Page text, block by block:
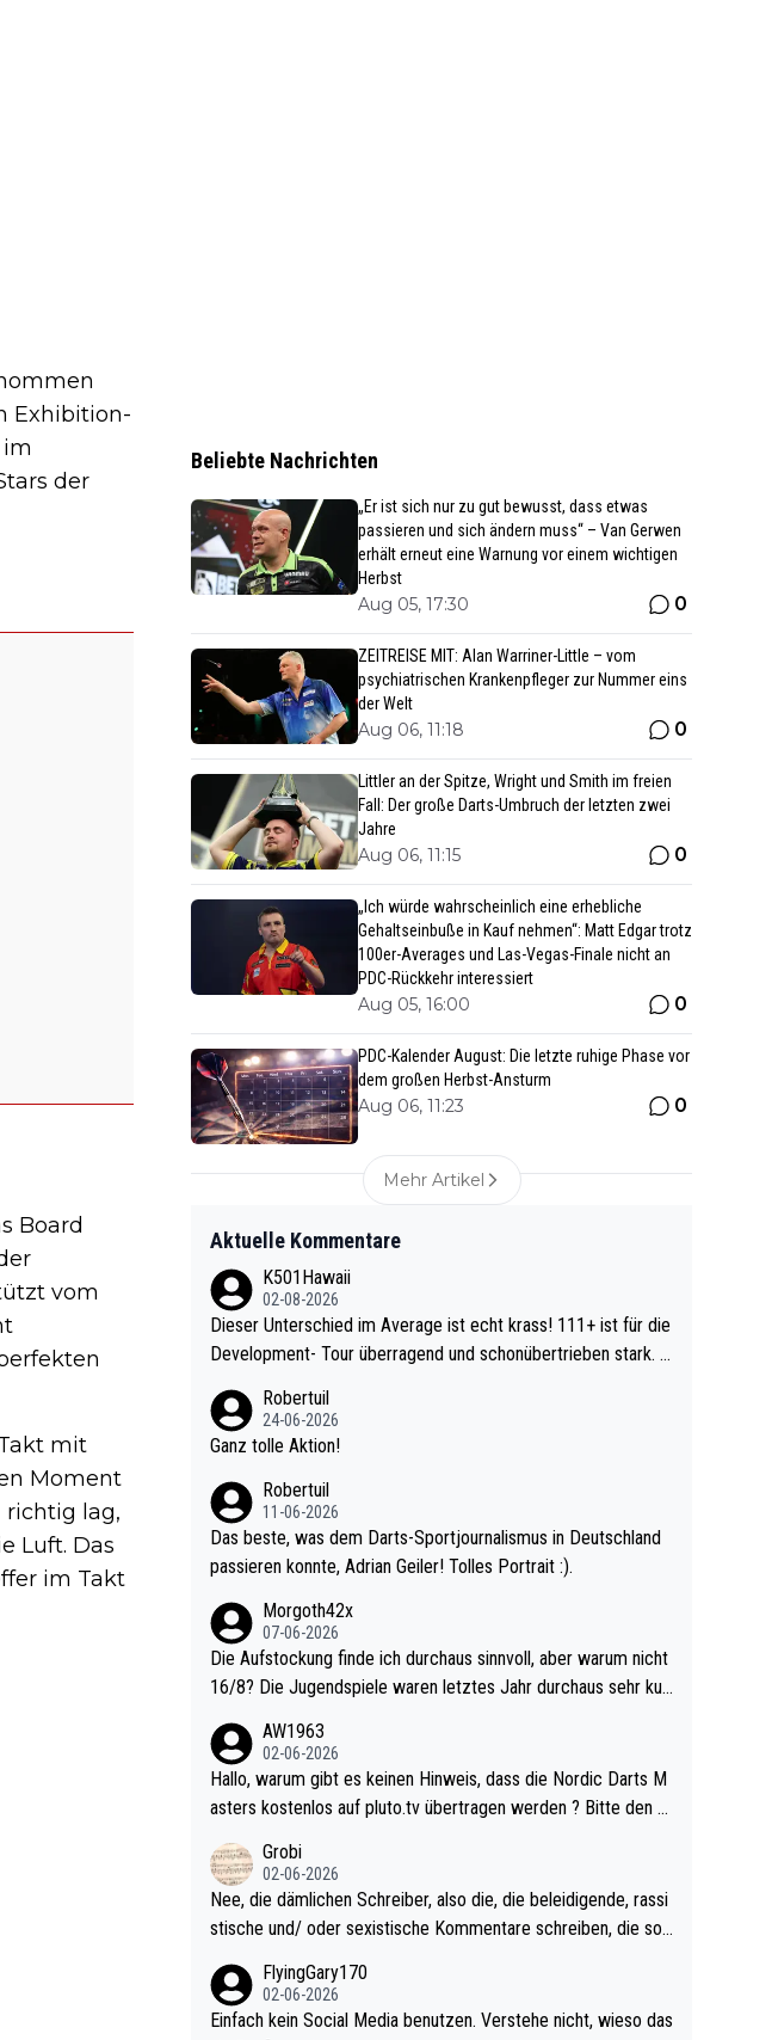
Exhibition-
der
Board
vom
mit
Moment
richtig lag,
Luft. Das
im Takt
Beliebte Nachrichten
„Er ist sich nur zu gut bewusst, dass etwas
passieren und sich ändern muss“ – Van Gerwen
erhält erneut eine Warnung vor einem wichtigen
Herbst
Aug 05, 17:30 0
ZEITREISE MIT: Alan Warriner-Little – vom
psychiatrischen Krankenpfleger zur Nummer eins
der Welt
Aug 06, 11:18 0
Littler an der Spitze, Wright und Smith im freien
Fall: Der große Darts-Umbruch der letzten zwei
Jahre
Aug 06, 11:15 0
„Ich würde wahrscheinlich eine erhebliche
Gehaltseinbuße in Kauf nehmen“: Matt Edgar trotz
100er-Averages und Las-Vegas-Finale nicht an
PDC-Rückkehr interessiert
Aug 05, 16:00 0
PDC-Kalender August: Die letzte ruhige Phase vor
dem großen Herbst-Ansturm
Aug 06, 11:23 0
Mehr Artikel
Aktuelle Kommentare
K501Hawaii
02-08-2026
Dieser Unterschied im Average ist echt krass! 111+ ist für die
Development- Tour überragend und schonübertrieben stark. U
e mal 40+ erst recht. Da gewinnst keinen Blumentopf - ist ja n
och krasser wie ein Pokalspiel eines Kreisligisten vs einem Bu
Robertuil
24-06-2026
Ganz tolle Aktion!
Robertuil
11-06-2026
Das beste, was dem Darts-Sportjournalismus in Deutschland
passieren konnte, Adrian Geiler! Tolles Portrait :).
Morgoth42x
07-06-2026
Die Aufstockung finde ich durchaus sinnvoll, aber warum nicht
16/8? Die Jugendspiele waren letztes Jahr durchaus sehr kur
l. Allerdings ist Mitchell Lawrie als Nummer 1 der Welt eh quali
fiziert. Somit ändert die automatische Qualifikation des Weltm
eisters erstmal nichts. Ich denke sie wollen damit für nächste
d wohl wenig WDF Turniere spielen. Dies war bei Archie Self l
etztes Jahr der Fall. Er musste als amtierender Weltmeister d
urch den Qualifier und ich glaube kaum, dass Mitchel sich das
(in Vegas) antun würde, wenn er doch eigentlich die PDC-WM
als Ziel hat.
AW1963
02-06-2026
Hallo, warum gibt es keinen Hinweis, dass die Nordic Darts M
asters kostenlos auf pluto.tv übertragen werden ? Bitte den A
Grobi
02-06-2026
Nee, die dämlichen Schreiber, also die, die beleidigende, rassi
stische und/ oder sexistische Kommentare schreiben, die soll
nes Leben in den Griff kriegen. Nur eins wundert mich: Luke Li
ttler war doch neulich erst derjenige, der über Social Media G
FlyingGary170
02-06-2026
Einfach kein Social Media benutzen. Verstehe nicht, wieso das